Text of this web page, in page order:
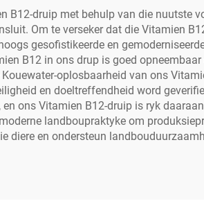
B12-druip met behulp van die nuutste
Om te verseker dat die Vitamien
gesofistikeerde en
B12 in ons drup is goed
oplosbaarheid van ons
en doeltreffendheid word
ons Vitamien B12-druip is ryk
landboupraktyke om
diere en ondersteun